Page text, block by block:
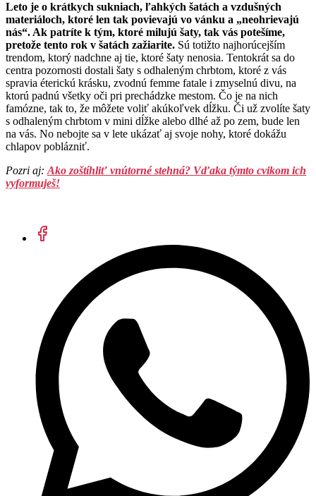
Leto je o krátkych sukniach, ľahkých šatách a vzdušných
materiáloch, ktoré len tak povievajú vo vánku a „neohrievajú
nás“. Ak patríte k tým, ktoré milujú šaty, tak vás potešíme,
pretože tento rok v šatách zažiarite. Sú totižto najhorúcejším
trendom, ktorý nadchne aj tie, ktoré šaty nenosia. Tentokrát sa do
centra pozornosti dostali šaty s odhaleným chrbtom, ktoré z vás
spravia éterickú krásku, zvodnú femme fatale i zmyselnú divu, na
ktorú padnú všetky oči pri prechádzke mestom. Čo je na nich
famózne, tak to, že môžete voliť akúkoľvek dĺžku. Či už zvolíte šaty
s odhaleným chrbtom v mini dĺžke alebo dlhé až po zem, bude len
na vás. No nebojte sa v lete ukázať aj svoje nohy, ktoré dokážu
chlapov poblázniť.
Pozri aj:Ako zoštíhliť vnútorné stehná? Vďaka týmto cvikom ich
vyformuješ!